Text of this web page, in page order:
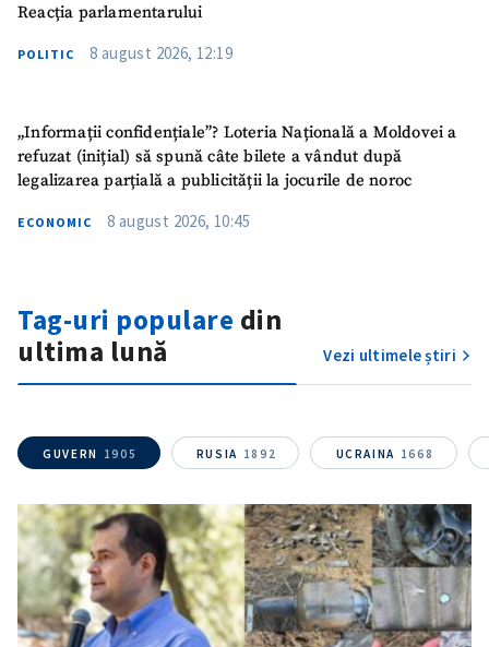
Reacția parlamentarului
POLITIC 8 august 2026, 12:19
„Informații confidențiale”? Loteria Națională a Moldovei a
refuzat (inițial) să spună câte bilete a vândut după
legalizarea parțială a publicității la jocurile de noroc
ECONOMIC 8 august 2026, 10:45
Tag-uri populare din
ultima lună
Vezi ultimele știri
GUVERN 1905 RUSIA 1892 UCRAINA 1668
Titlu știre
+ Adaugă titlu
CONTACT SURSĂ
Nume+ Numele meu
Email+ Emailul meu